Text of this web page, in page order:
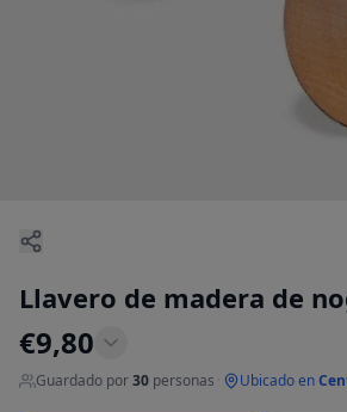
Llavero de madera de
€9,80
Guardado por30 personas Ubicado en